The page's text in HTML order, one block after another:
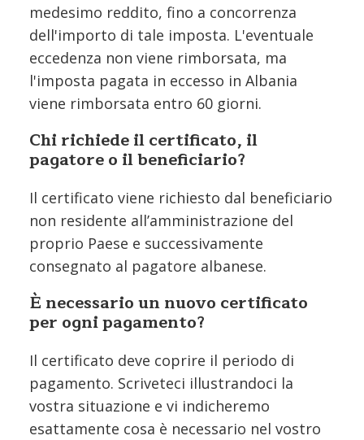
medesimo reddito, fino a concorrenza
dell'importo di tale imposta. L'eventuale
eccedenza non viene rimborsata, ma
l'imposta pagata in eccesso in Albania
viene rimborsata entro 60 giorni.
Chi richiede il certificato, il
pagatore o il beneficiario?
Il certificato viene richiesto dal beneficiario
non residente all’amministrazione del
proprio Paese e successivamente
consegnato al pagatore albanese.
È necessario un nuovo certificato
per ogni pagamento?
Il certificato deve coprire il periodo di
pagamento. Scriveteci illustrandoci la
vostra situazione e vi indicheremo
esattamente cosa è necessario nel vostro